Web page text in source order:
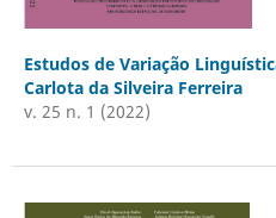
Estudos de Variação
Carlota da Silveira Ferreira
v. 25 n. 1 (2022)